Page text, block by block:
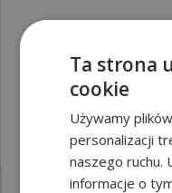
Liczba
Cena
Ta strona
cookie
Używamy
personalizacji
naszego ruchu.
informacje o